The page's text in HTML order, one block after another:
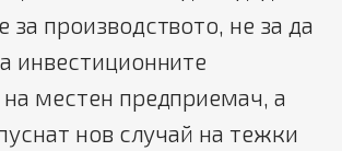
за производството, не за да
инвестиционните
местен предприемач, а
нов случай на тежки